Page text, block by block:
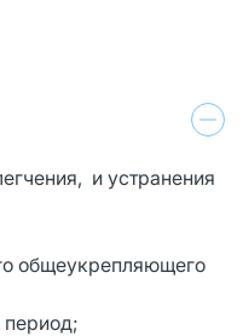
и устранения
общеукрепляющего
период;